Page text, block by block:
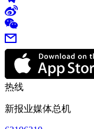
热线
新报业媒体总机